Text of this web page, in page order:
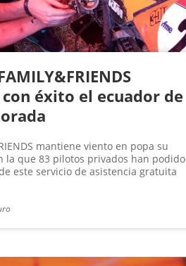
con éxito el ecuador de
mantiene viento en popa su
la que 83 pilotos privados han podido
este servicio de asistencia gratuita